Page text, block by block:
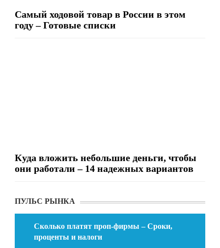
Самый ходовой товар в России в этом
году – Готовые списки
Куда вложить небольшие деньги, чтобы
они работали – 14 надежных вариантов
ПУЛЬС РЫНКА
Сколько платят проп-фирмы – Сроки,
проценты и налоги